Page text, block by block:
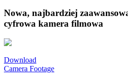
Nowa, najbardziej
cyfrowa kamera filmowa
Download
Camera Footage